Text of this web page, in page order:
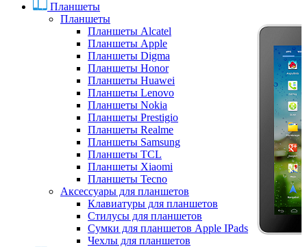
Планшеты
Планшеты
Планшеты Alcatel
Планшеты Apple
Планшеты Digma
Планшеты Honor
Планшеты Huawei
Планшеты Lenovo
Планшеты Nokia
Планшеты Prestigio
Планшеты Realme
Планшеты Samsung
Планшеты TCL
Планшеты Xiaomi
Планшеты Tecno
Аксессуары для планшетов
Клавиатуры для планшетов
Стилусы для планшетов
Сумки для планшетов Apple IPads
Чехлы для планшетов